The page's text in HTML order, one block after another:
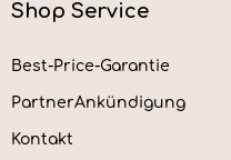
Shop Service
Best-Price-Garantie
PartnerAnkündigung
Kontakt